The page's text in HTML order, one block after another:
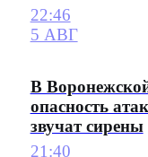
22:46
5 АВГ
В
опасность
звучат сирены
21:40